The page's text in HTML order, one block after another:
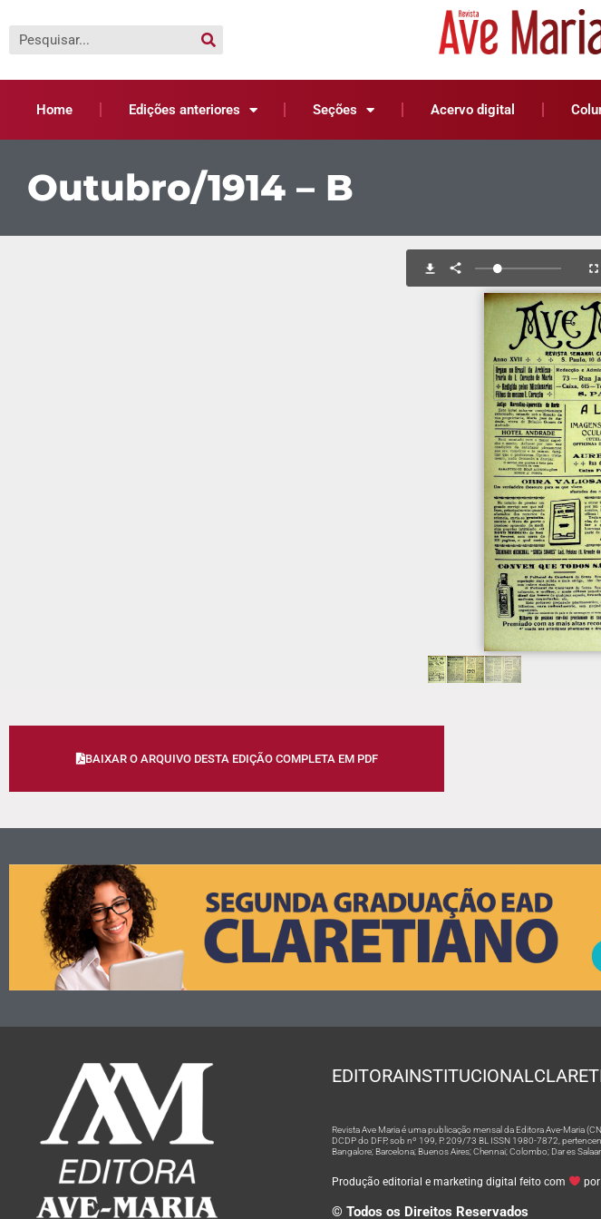
Home Edições anteriores Seções Acervo digital
Outubro/1914 – B
BAIXAR O ARQUIVO DESTA EDIÇÃO COMPLETA EM PDF
EDITORAINSTITUCIONAL
Revista Ave Maria é uma publicação mensal da Editora Ave-Maria
DCDP do DFP, sob nº 199, P. 209/73 BL ISSN 1980-7872,
Bangalore; Barcelona; Buenos Aires; Chennai; Colombo; Dar es
Produção editorial e marketing digital feito com por
© Todos os Direitos Reservados